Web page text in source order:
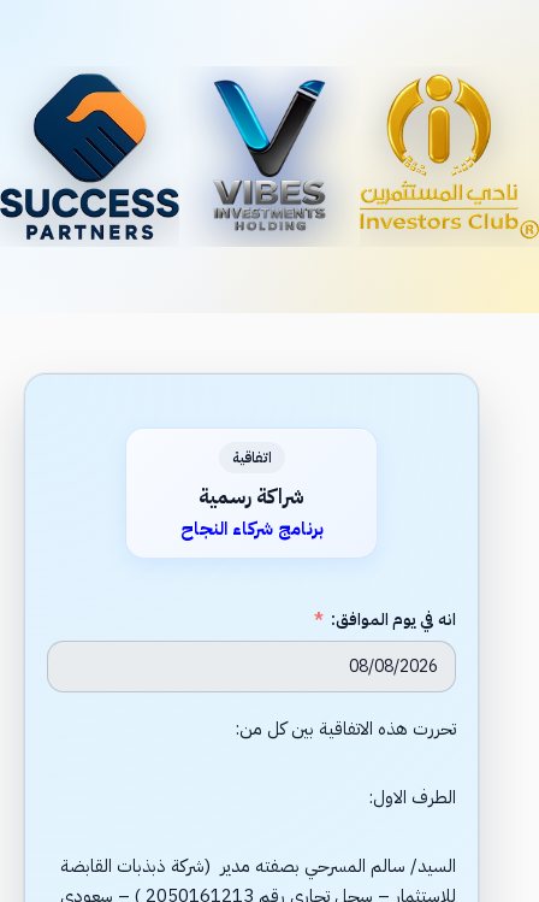
اتفاقية
شراكة رسمية
برنامج شركاء النجاح
انه في يوم الموافق:
تحررت هذه الاتفاقية بين كل من:
الطرف الاول:
السيد/ سالم المسرحي بصفته مدير (شركة ذبذبات القابضة
للاستثمار – سجل تجاري رقم 2050161213 ) – سعودي